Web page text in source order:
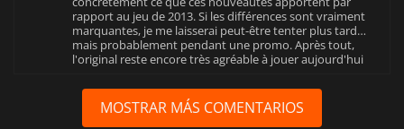
rapport au jeu de 2013. Si les différences sont vraiment
marquantes, je me laisserai peut-être tenter plus tard…
mais probablement pendant une promo. Après tout,
l'original reste encore très agréable à jouer aujourd'hui
MOSTRAR MÁS COMENTARIOS